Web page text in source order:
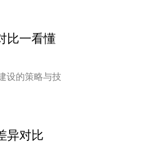
比一看懂
设的策略与技
异对比